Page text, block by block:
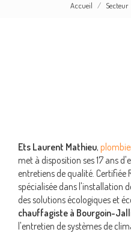
Accueil Secteur
Ets Laurent Mathieu,
met à disposition ses 17 ans
entretiens de qualité. Certifiée
spécialisée dans l'installation
des solutions écologiques et
chauffagiste à Bourgoin-
l'entretien de systèmes de